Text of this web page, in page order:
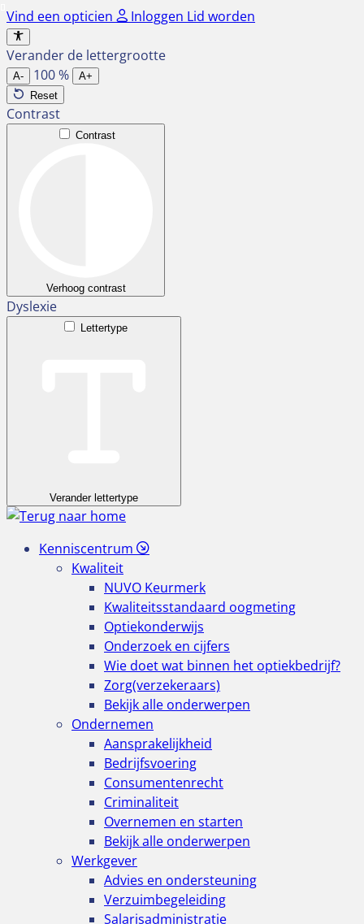
Ga
naar
de
inhoud
Vind een opticien Inloggen Lid worden
Verander de lettergrootte
A- 100%
A+
Reset
Contrast
Contrast
Verhoog contrast
Dyslexie
Lettertype
Verander lettertype
Kenniscentrum
Kwaliteit
NUVO Keurmerk
Kwaliteitsstandaard oogmeting
Optiekonderwijs
Onderzoek en cijfers
Wie doet wat binnen het optiekbedrijf?
Zorg(verzekeraars)
Bekijk alle onderwerpen
Ondernemen
Aansprakelijkheid
Bedrijfsvoering
Consumentenrecht
Criminaliteit
Overnemen en starten
Bekijk alle onderwerpen
Werkgever
Advies en ondersteuning
Verzuimbegeleiding
Salarisadministratie